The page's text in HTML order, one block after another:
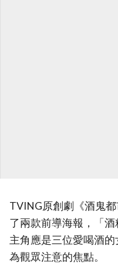
TVING原創劇《酒鬼
了兩款前導海報，「
主角應是三位愛喝酒
為觀眾注意的焦點。